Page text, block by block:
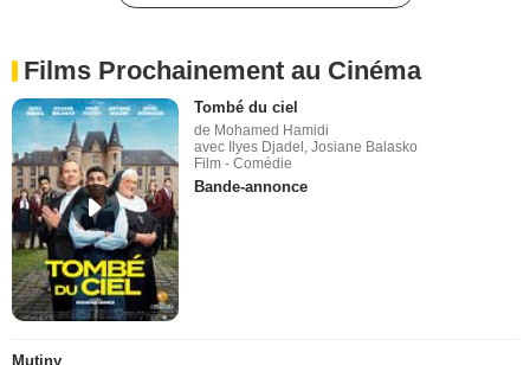
Films Prochainement au Cinéma
Tombé du ciel
de Mohamed Hamidi
avec Ilyes Djadel, Josiane Balasko
Film - Comédie
Bande-annonce
Mutiny